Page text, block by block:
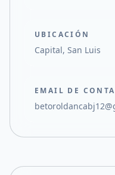
UBICACIÓN
Capital, San Luis
EMAIL DE